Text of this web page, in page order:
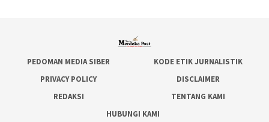
PEDOMAN MEDIA SIBER
KODE ETIK JURNALISTIK
PRIVACY POLICY
DISCLAIMER
REDAKSI
TENTANG KAMI
HUBUNGI KAMI